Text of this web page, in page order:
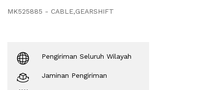
MK525885 - CABLE,GEARSHIFT
Pengiriman Seluruh Wilayah
Jaminan Pengiriman